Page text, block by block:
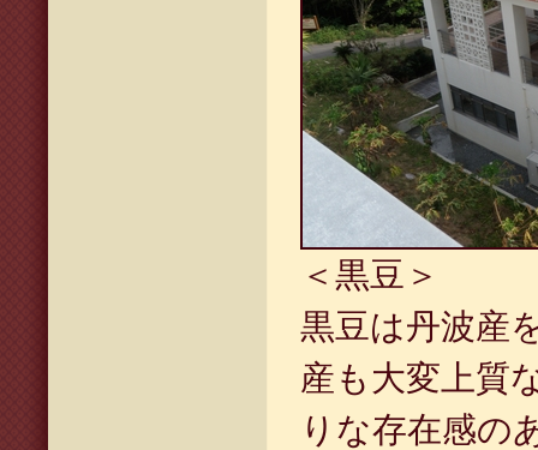
＜黒豆＞
黒豆は丹波産
産も大変上質
りな存在感の